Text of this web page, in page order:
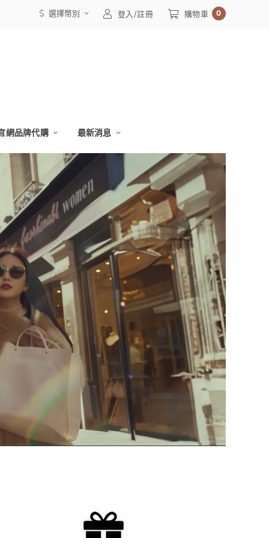
選擇幣別 登入/註冊 購物車 0
網品牌代購 最新消息